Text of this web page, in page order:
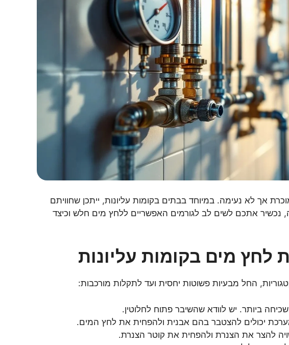
אך לא נעימה. במיוחד בבתים בקומות עליונות, ייתכן שחוויתם
אתכם לשים לב לגורמים האפשריים ללחץ מים חלש וכיצד
לחץ מים בקומות עליונות
החל מבעיות פשוטות יחסית ועד לתקלות מורכבות:
ביותר. יש לוודא שהשיבר פתוח לחלוטין.
יכולים להצטבר בהם אבנית ולהפחית את לחץ המים.
להצר את הצנרת ולהפחית את קוטר הצנרת.